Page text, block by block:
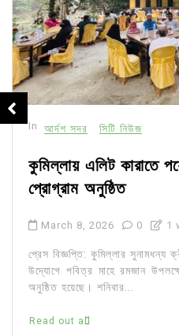
In আর্দশ সদর সিটি নিউজ
কুমিল্লায় এলিট কারাতে
প্রোগ্রাম অনুষ্ঠিত
March 8, 2026 0 1
প্রেস বিজ্ঞপ্তি: কুমিল্লার সুনামধন্য
উদ্যোগে পবিত্র মাহে রমজান
অনুষ্ঠিত হয়েছে। শনিবার...
Read out all